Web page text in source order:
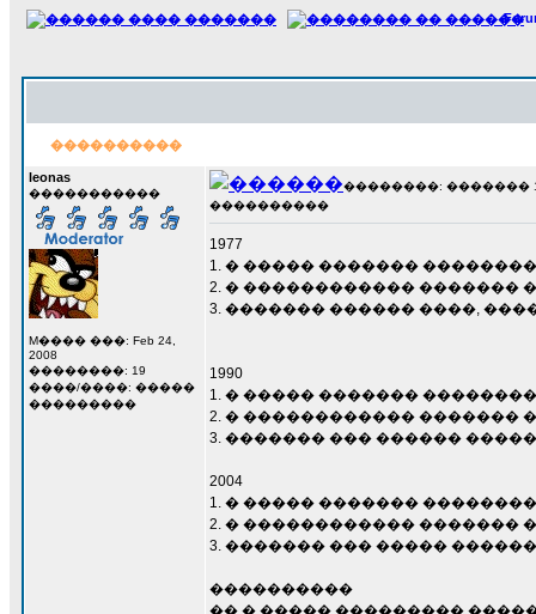
����������
leonas
�����������
M���� ���: Feb 24,
2008
��������: 19
����/����: �����
���������
��������: ������� 15
����������
1977
1. � ����� �������
2. � ������������ �������
3. ������� ������ ����,
1990
1. � ����� �������
2. � ������������ �������
3. ������� ��� ������
2004
1. � ����� �������
2. � ������������ �������
3. ������� ��� �����
����������
�� � ����� ���������